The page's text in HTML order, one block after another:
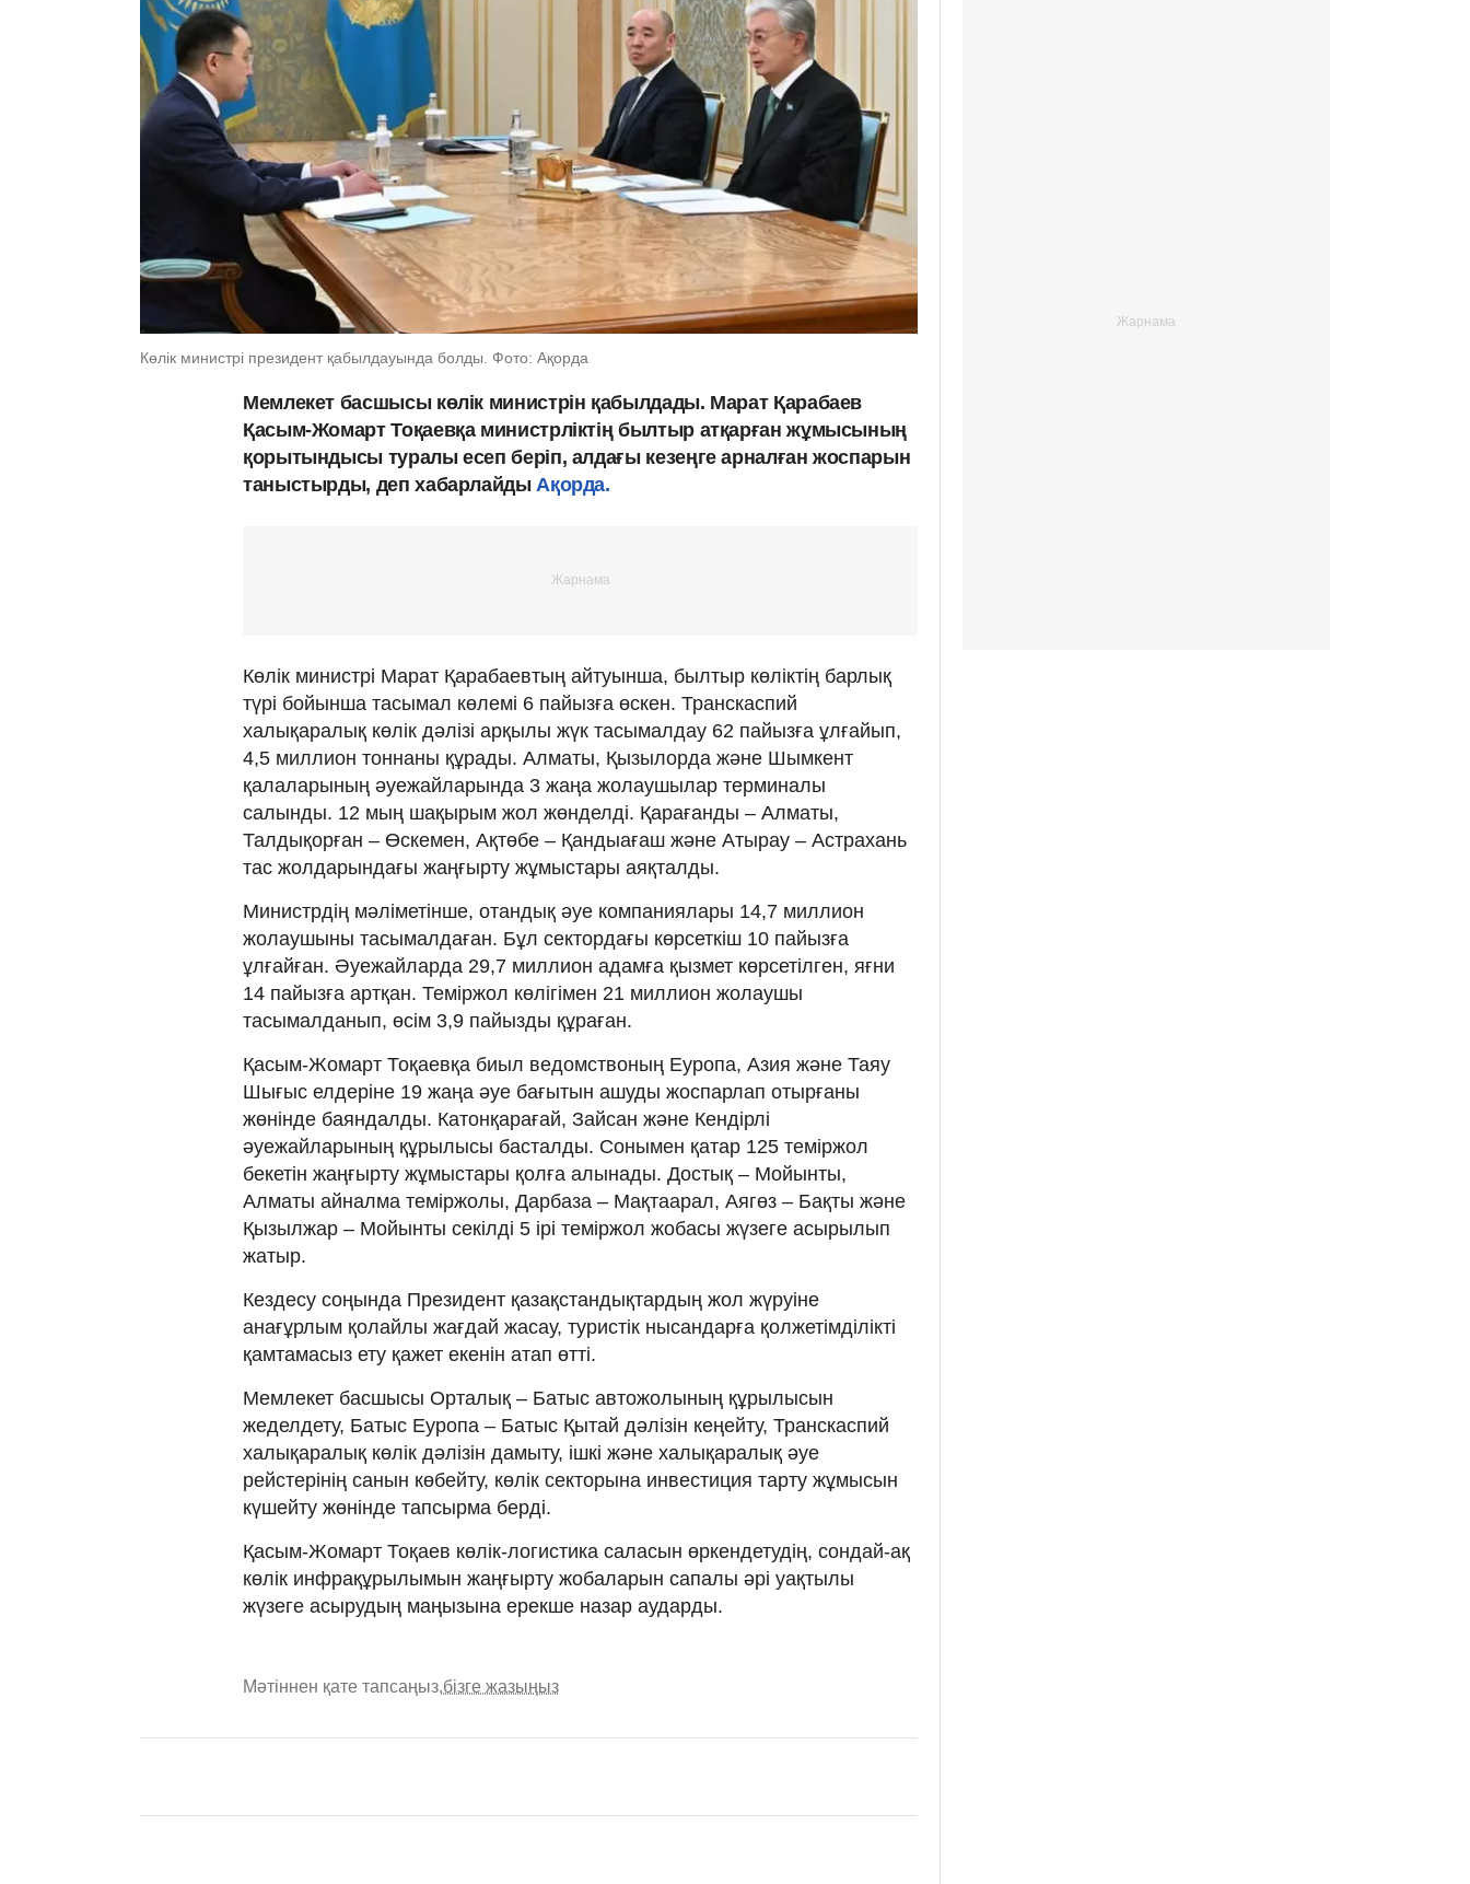
Көлік министрі президент қабылдауында болды. Фото: Ақорда
Мемлекет басшысы көлік министрін қабылдады. Марат Қарабаев
Қасым-Жомарт Тоқаевқа министрліктің былтыр атқарған жұмысының
қорытындысы туралы есеп беріп, алдағы кезеңге арналған жоспарын
таныстырды, деп хабарлайды Ақорда.
Көлік министрі Марат Қарабаевтың айтуынша, былтыр көліктің барлық
түрі бойынша тасымал көлемі 6 пайызға өскен. Транскаспий
халықаралық көлік дәлізі арқылы жүк тасымалдау 62 пайызға ұлғайып,
4,5 миллион тоннаны құрады. Алматы, Қызылорда және Шымкент
қалаларының әуежайларында 3 жаңа жолаушылар терминалы
салынды. 12 мың шақырым жол жөнделді. Қарағанды – Алматы,
Талдықорған – Өскемен, Ақтөбе – Қандыағаш және Атырау – Астрахань
тас жолдарындағы жаңғырту жұмыстары аяқталды.
Министрдің мәліметінше, отандық әуе компаниялары 14,7 миллион
жолаушыны тасымалдаған. Бұл сектордағы көрсеткіш 10 пайызға
ұлғайған. Әуежайларда 29,7 миллион адамға қызмет көрсетілген, яғни
14 пайызға артқан. Теміржол көлігімен 21 миллион жолаушы
тасымалданып, өсім 3,9 пайызды құраған.
Қасым-Жомарт Тоқаевқа биыл ведомствоның Еуропа, Азия және Таяу
Шығыс елдеріне 19 жаңа әуе бағытын ашуды жоспарлап отырғаны
жөнінде баяндалды. Катонқарағай, Зайсан және Кендірлі
әуежайларының құрылысы басталды. Сонымен қатар 125 теміржол
бекетін жаңғырту жұмыстары қолға алынады. Достық – Мойынты,
Алматы айналма теміржолы, Дарбаза – Мақтаарал, Аягөз – Бақты және
Қызылжар – Мойынты секілді 5 ірі теміржол жобасы жүзеге асырылып
жатыр.
Кездесу соңында Президент қазақстандықтардың жол жүруіне
анағұрлым қолайлы жағдай жасау, туристік нысандарға қолжетімділікті
қамтамасыз ету қажет екенін атап өтті.
Мемлекет басшысы Орталық – Батыс автожолының құрылысын
жеделдету, Батыс Еуропа – Батыс Қытай дәлізін кеңейту, Транскаспий
халықаралық көлік дәлізін дамыту, ішкі және халықаралық әуе
рейстерінің санын көбейту, көлік секторына инвестиция тарту жұмысын
күшейту жөнінде тапсырма берді.
Қасым-Жомарт Тоқаев көлік-логистика саласын өркендетудің, сондай-ақ
көлік инфрақұрылымын жаңғырту жобаларын сапалы әрі уақтылы
жүзеге асырудың маңызына ерекше назар аударды.
Мәтіннен қате тапсаңыз,бізге жазыңыз